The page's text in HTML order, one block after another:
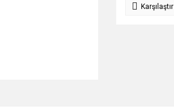
Karşılaştır